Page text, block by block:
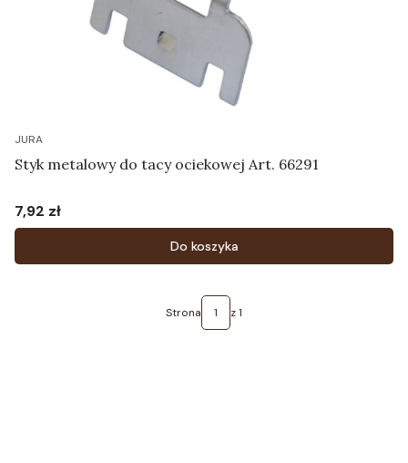
JURA
Styk metalowy do tacy ociekowej Art. 66291
Cena
7,92 zł
Do koszyka
Strona z 1